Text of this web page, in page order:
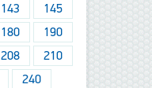
143
145
180
190
208
210
240